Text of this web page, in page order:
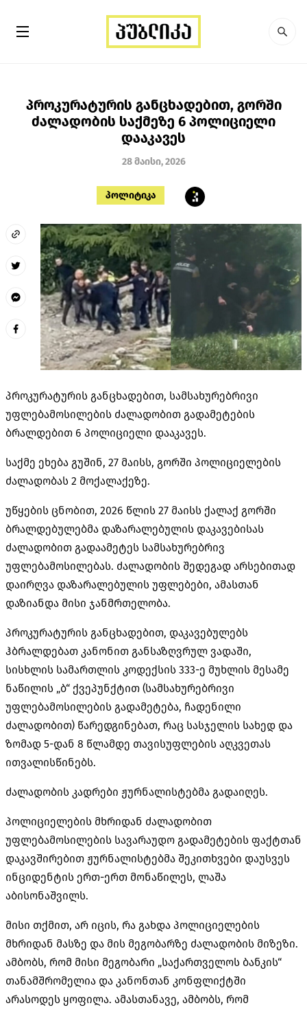
პროკურატურის განცხადებით, გორში
ძალადობის საქმეზე 6 პოლიციელი
დააკავეს
28 მაისი, 2026
პოლიტიკა
პროკურატურის განცხადებით, სამსახურებრივი
უფლებამოსილების ძალადობით გადამეტების
ბრალდებით 6 პოლიციელი დააკავეს.
საქმე ეხება გუშინ, 27 მაისს, გორში პოლიციელების
ძალადობას 2 მოქალაქეზე.
უწყების ცნობით, 2026 წლის 27 მაისს ქალაქ გორში
ბრალდებულებმა დაზარალებულის დაკავებისას
ძალადობით გადაამეტეს სამსახურებრივ
უფლებამოსილებას. ძალადობის შედეგად არსებითად
დაირღვა დაზარალებულის უფლებები, ამასთან
დაზიანდა მისი ჯანმრთელობა.
პროკურატურის განცხადებით, დაკავებულებს
ჰბრალდებათ კანონით განსაზღვრულ ვადაში,
სისხლის სამართლის კოდექსის 333-ე მუხლის მესამე
ნაწილის „ბ“ ქვეპუნქტით (სამსახურებრივი
უფლებამოსილების გადამეტება, ჩადენილი
ძალადობით) წარედგინებათ, რაც სასჯელის სახედ და
ზომად 5-დან 8 წლამდე თავისუფლების აღკვეთას
ითვალისწინებს.
ძალადობის კადრები ჟურნალისტებმა გადაიღეს.
პოლიციელების მხრიდან ძალადობით
უფლებამოსილების სავარაუდო გადამეტების ფაქტთან
დაკავშირებით ჟურნალისტებმა შეკითხვები დაუსვეს
ინციდენტის ერთ-ერთ მონაწილეს, ლაშა
აბისონაშვილს.
მისი თქმით, არ იცის, რა გახდა პოლიციელების
მხრიდან მასზე და მის მეგობარზე ძალადობის მიზეზი.
ამბობს, რომ მისი მეგობარი „საქართველოს ბანკის“
თანამშრომელია და კანონთან კონფლიქტში
არასოდეს ყოფილა. ამასთანავე, ამბობს, რომ